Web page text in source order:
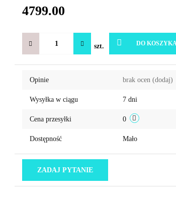
4799.00
szt. DO
Opinie brak ocen (dodaj)
Wysyłka w ciągu 7 dni
Cena przesyłki 0
Dostępność Mało
ZADAJ PYTANIE